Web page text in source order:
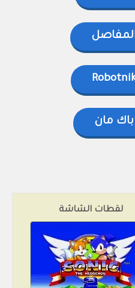
مان
لقطات الشاشة